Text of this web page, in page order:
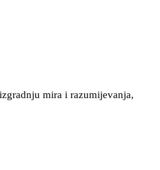
mira i razumijevanja,